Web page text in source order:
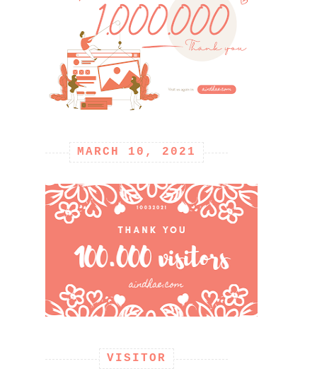
MARCH 10, 2021
VISITOR